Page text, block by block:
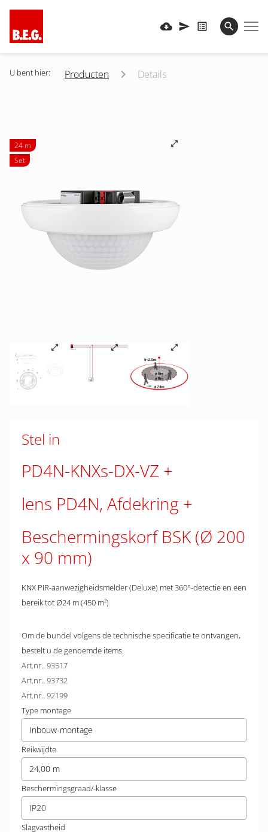
U bent hier: Producten Details
24 m
Set
Stel in
PD4N-KNXs-DX-VZ
lens PD4N, Afdekring
Beschermingskorf BSK (Ø 200
x 90 mm)
KNX PIR-aanwezigheidsmelder (Deluxe) met 360°-detectie en een
bereik tot Ø24 m (450 m²)
Om de bundel volgens de technische specificatie te ontvangen,
bestelt u de genoemde items.
Art.nr.. 93517
Art.nr.. 93732
Art.nr.. 92199
Type montage
Inbouw-montage
Reikwijdte
24,00 m
Beschermingsgraad/-klasse
IP20
Slagvastheid